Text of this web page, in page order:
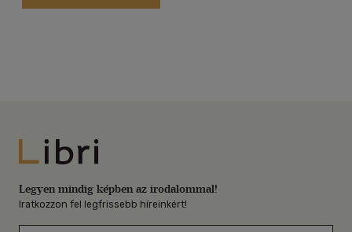
Libri
Legyen mindig képben az irodalommal!
Iratkozzon fel legfrissebb híreinkért!